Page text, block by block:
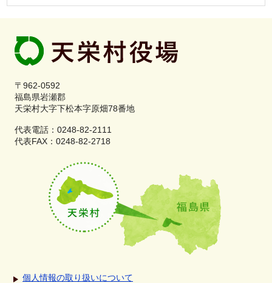
〒962-0592
福島県岩瀬郡
天栄村大字下松本字原畑78番地
代表電話：0248-82-2111
代表FAX：0248-82-2718
個人情報の取り扱いについて